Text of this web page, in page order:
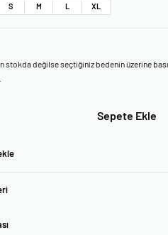
S M L XL
stokda değilse seçtiğiniz bedenin üzerine
Sepete Ekle